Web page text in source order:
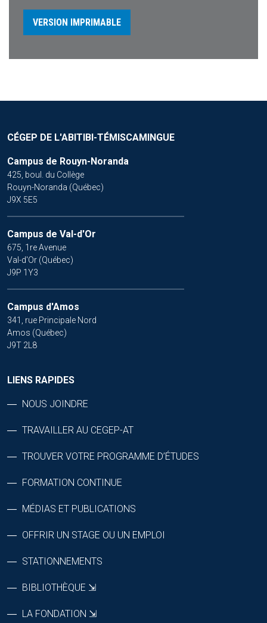
VERSION IMPRIMABLE
CÉGEP DE L'ABITIBI-TÉMISCAMINGUE
Campus de Rouyn-Noranda
425, boul. du Collège
Rouyn-Noranda (Québec)
J9X 5E5
Campus de Val-d'Or
675, 1re Avenue
Val-d'Or (Québec)
J9P 1Y3
Campus d'Amos
341, rue Principale Nord
Amos (Québec)
J9T 2L8
LIENS RAPIDES
NOUS JOINDRE
TRAVAILLER AU CEGEP-AT
TROUVER VOTRE PROGRAMME D’ÉTUDES
FORMATION CONTINUE
MÉDIAS ET PUBLICATIONS
OFFRIR UN STAGE OU UN EMPLOI
STATIONNEMENTS
BIBLIOTHÈQUE ⇲
LA FONDATION ⇲